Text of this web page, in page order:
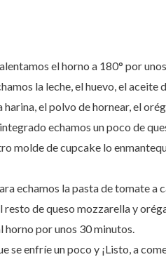
el horno a 180° por
la leche, el huevo, el
harina, el polvo de hornear, el
echamos un poco de
molde de cupcake lo
echamos la pasta de tomate a
resto de queso mozzarella y
horno por unos 30 minutos.
se enfríe un poco y ¡Listo, a